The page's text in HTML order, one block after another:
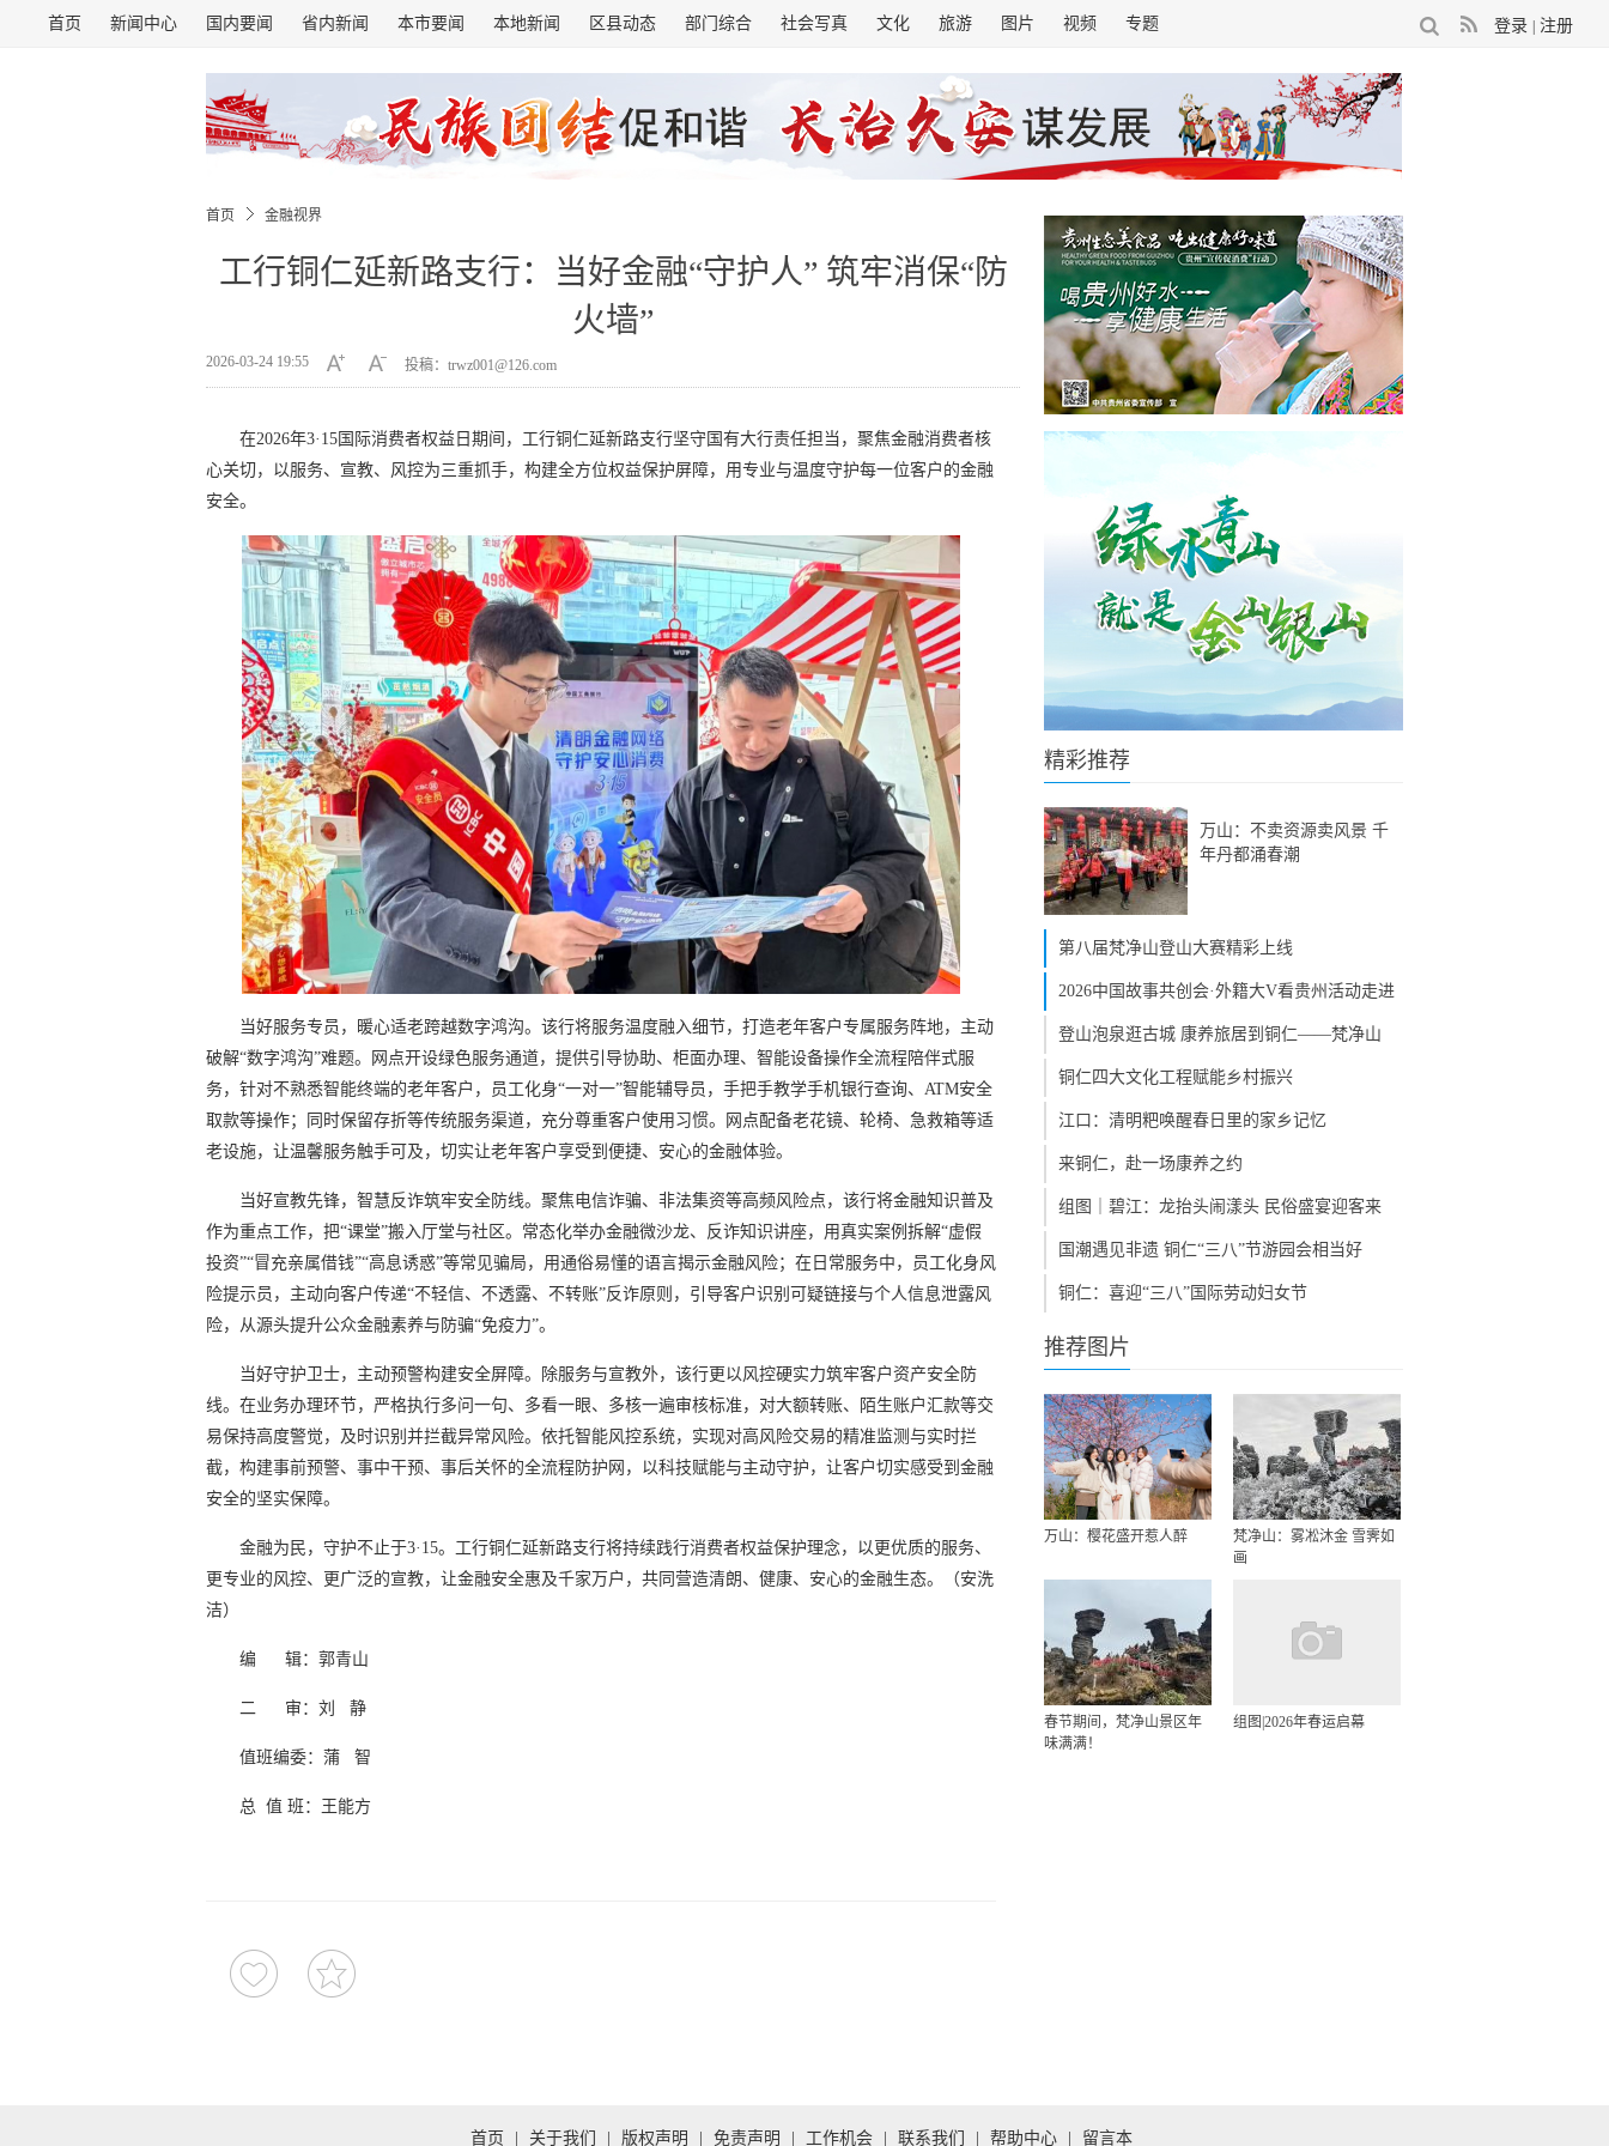
登录 注册
首页 新闻中心 国内要闻 省内新闻 本市要闻 本地新闻 区县动态 部门综合 社会写真 文化 旅游 图片 视频 专题
首页 金融视界
工行铜仁延新路支行：当好金融“守护人” 筑牢消保“防
火墙”
2026-03-24 19:55 投稿：trwz001@126.com
在2026年3·15国际消费者权益日期间，工行铜仁延新路支行坚守国有大行责任担当，聚焦金融消费者核
心关切，以服务、宣教、风控为三重抓手，构建全方位权益保护屏障，用专业与温度守护每一位客户的金融
安全。
当好服务专员，暖心适老跨越数字鸿沟。该行将服务温度融入细节，打造老年客户专属服务阵地，主动
破解“数字鸿沟”难题。网点开设绿色服务通道，提供引导协助、柜面办理、智能设备操作全流程陪伴式服
务，针对不熟悉智能终端的老年客户，员工化身“一对一”智能辅导员，手把手教学手机银行查询、ATM安全
取款等操作；同时保留存折等传统服务渠道，充分尊重客户使用习惯。网点配备老花镜、轮椅、急救箱等适
老设施，让温馨服务触手可及，切实让老年客户享受到便捷、安心的金融体验。
当好宣教先锋，智慧反诈筑牢安全防线。聚焦电信诈骗、非法集资等高频风险点，该行将金融知识普及
作为重点工作，把“课堂”搬入厅堂与社区。常态化举办金融微沙龙、反诈知识讲座，用真实案例拆解“虚假
投资”“冒充亲属借钱”“高息诱惑”等常见骗局，用通俗易懂的语言揭示金融风险；在日常服务中，员工化身风
险提示员，主动向客户传递“不轻信、不透露、不转账”反诈原则，引导客户识别可疑链接与个人信息泄露风
险，从源头提升公众金融素养与防骗“免疫力”。
当好守护卫士，主动预警构建安全屏障。除服务与宣教外，该行更以风控硬实力筑牢客户资产安全防
线。在业务办理环节，严格执行多问一句、多看一眼、多核一遍审核标准，对大额转账、陌生账户汇款等交
易保持高度警觉，及时识别并拦截异常风险。依托智能风控系统，实现对高风险交易的精准监测与实时拦
截，构建事前预警、事中干预、事后关怀的全流程防护网，以科技赋能与主动守护，让客户切实感受到金融
安全的坚实保障。
金融为民，守护不止于3·15。工行铜仁延新路支行将持续践行消费者权益保护理念，以更优质的服务、
更专业的风控、更广泛的宣教，让金融安全惠及千家万户，共同营造清朗、健康、安心的金融生态。（安洗
洁）
编 辑：郭青山
二 审：刘 静
值班编委：蒲 智
总 值 班：王能方
精彩推荐
万山：不卖资源卖风景 千
年丹都涌春潮
第八届梵净山登山大赛精彩上线
2026中国故事共创会·外籍大V看贵州活动走进
登山泡泉逛古城 康养旅居到铜仁——梵净山
铜仁四大文化工程赋能乡村振兴
江口：清明粑唤醒春日里的家乡记忆
来铜仁，赴一场康养之约
组图｜碧江：龙抬头闹漾头 民俗盛宴迎客来
国潮遇见非遗 铜仁“三八”节游园会相当好
铜仁：喜迎“三八”国际劳动妇女节
推荐图片
万山：樱花盛开惹人醉
梵净山：雾凇沐金 雪霁如
画
春节期间，梵净山景区年
味满满！
组图|2026年春运启幕
首页 关于我们 版权声明 免责声明 工作机会 联系我们 帮助中心 留言本